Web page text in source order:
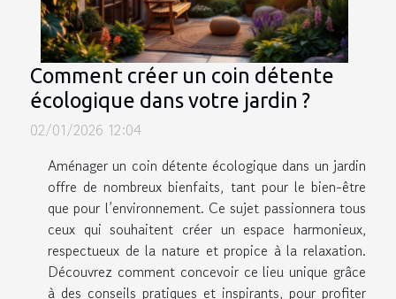
Comment créer un coin détente
écologique dans votre jardin ?
02/01/2026 12:04
Aménager un coin détente écologique dans un jardin
offre de nombreux bienfaits, tant pour le bien-être
que pour l’environnement. Ce sujet passionnera tous
ceux qui souhaitent créer un espace harmonieux,
respectueux de la nature et propice à la relaxation.
Découvrez comment concevoir ce lieu unique grâce
à des conseils pratiques et inspirants, pour profiter